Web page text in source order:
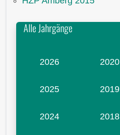
Alle Jahrgänge
2026
2025
2024
2020
2019
2018